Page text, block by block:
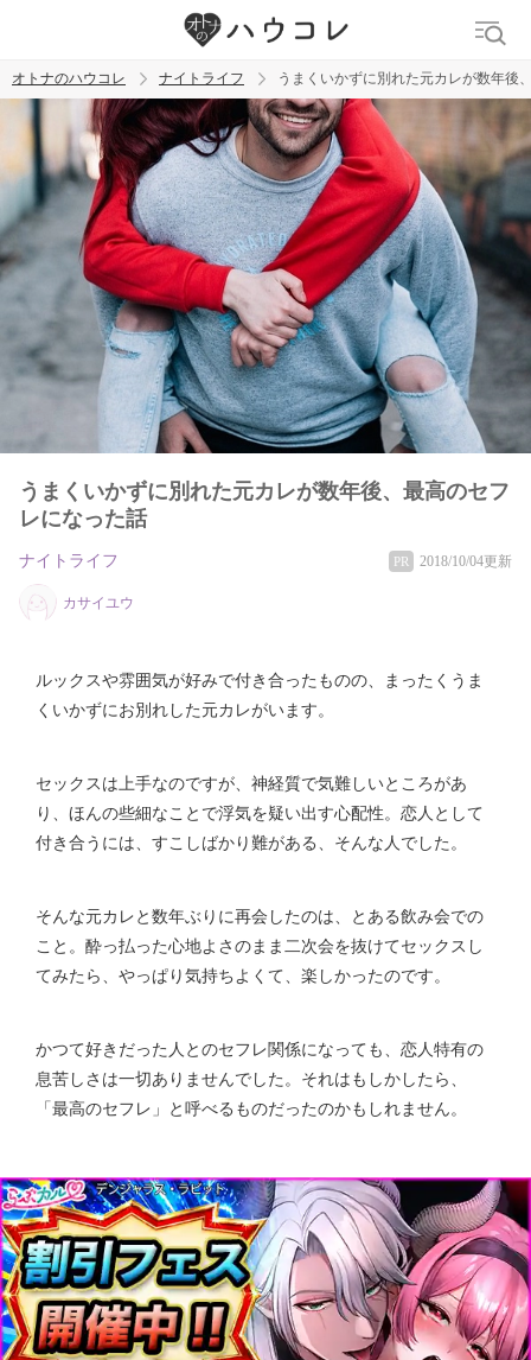
トレンド ワード
ラブグッズ 乳首 吸うやつ
オトナのハウコレ ナイトライフ うまくいかずに別れた元カレが数年後
うまくいかずに別れた元カレが数年後、最高のセフ
レになった話
ナイトライフ PR 2018/10/04更新
カサイユウ
ルックスや雰囲気が好みで付き合ったものの、まったくうま
くいかずにお別れした元カレがいます。
セックスは上手なのですが、神経質で気難しいところがあ
り、ほんの些細なことで浮気を疑い出す心配性。恋人として
付き合うには、すこしばかり難がある、そんな人でした。
そんな元カレと数年ぶりに再会したのは、とある飲み会での
こと。酔っ払った心地よさのまま二次会を抜けてセックスし
てみたら、やっぱり気持ちよくて、楽しかったのです。
かつて好きだった人とのセフレ関係になっても、恋人特有の
息苦しさは一切ありませんでした。それはもしかしたら、
「最高のセフレ」と呼べるものだったのかもしれません。